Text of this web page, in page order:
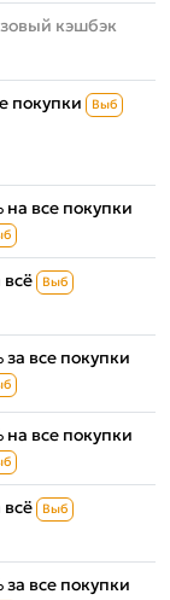
кэшбэк
покупки Выб
на все покупки
всё Выб
за все покупки
на все покупки
всё Выб
за все покупки